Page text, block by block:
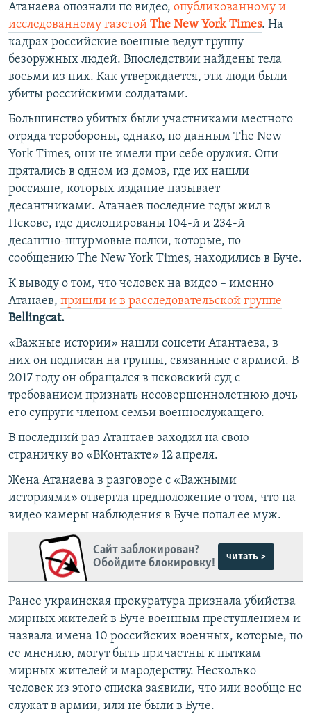
Атанаева опознали по видео, опубликованному и
исследованному газетой The New York Times. На
кадрах российские военные ведут группу
безоружных людей. Впоследствии найдены тела
восьми из них. Как утверждается, эти люди были
убиты российскими солдатами.
Большинство убитых были участниками местного
отряда теробороны, однако, по данным The New
York Times, они не имели при себе оружия. Они
прятались в одном из домов, где их нашли
россияне, которых издание называет
десантниками. Атанаев последние годы жил в
Пскове, где дислоцированы 104-й и 234-й
десантно-штурмовые полки, которые, по
сообщению The New York Times, находились в Буче.
К выводу о том, что человек на видео – именно
Атанаев, пришли и в расследовательской группе
Bellingcat.
«Важные истории» нашли соцсети Атантаева, в
них он подписан на группы, связанные с армией. В
2017 году он обращался в псковский суд с
требованием признать несовершеннолетнюю дочь
его супруги членом семьи военнослужащего.
В последний раз Атантаев заходил на свою
страничку во «ВКонтакте» 12 апреля.
Жена Атанаева в разговоре с «Важными
историями» отвергла предположение о том, что на
видео камеры наблюдения в Буче попал ее муж.
Сайт заблокирован?
Обойдите блокировку!
читать >
Ранее украинская прокуратура признала убийства
мирных жителей в Буче военным преступлением и
назвала имена 10 российских военных, которые, по
ее мнению, могут быть причастны к пыткам
мирных жителей и мародерству. Несколько
человек из этого списка заявили, что или вообще не
служат в армии, или не были в Буче.